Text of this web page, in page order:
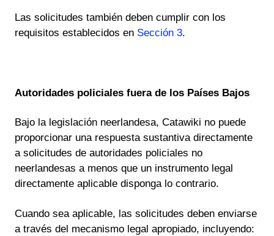
Las solicitudes también deben cumplir con los
requisitos establecidos en Sección 3.
Autoridades policiales fuera de los Países Bajos
Bajo la legislación neerlandesa, Catawiki no puede
proporcionar una respuesta sustantiva directamente
a solicitudes de autoridades policiales no
neerlandesas a menos que un instrumento legal
directamente aplicable disponga lo contrario.
Cuando sea aplicable, las solicitudes deben enviarse
a través del mecanismo legal apropiado, incluyendo: